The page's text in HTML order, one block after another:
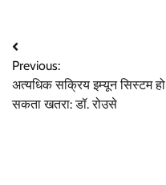
Post
navigation
Previous:
अत्यधिक सक्रिय इम्यून सिस्टम हो
सकता खतरा: डॉ. रोउसे